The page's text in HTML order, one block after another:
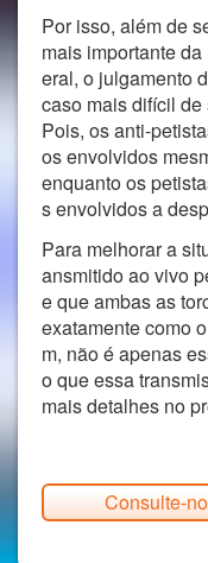
Por isso, além de
mais importante
eral, o julgamento
caso mais difícil
Pois, os anti-
os envolvidos
enquanto os
s envolvidos a
Para melhorar a
ansmitido ao vivo
e que ambas as
exatamente como
m, não é apenas
o que essa
mais detalhes no
Consulte-